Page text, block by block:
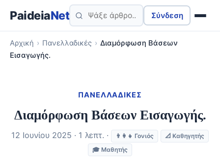
PaideiaNet Σύνδεση
Αρχική › Πανελλαδικές › Διαμόρφωση Βάσεων
Εισαγωγής.
ΠΑΝΕΛΛΑΔΙΚΈΣ
Διαμόρφωση Βάσεων Εισαγωγής.
12 Ιουνίου 2025 · 1 λεπτ. · 👨‍👩‍👧 Γονιός
📐 Καθηγητής
🎓 Μαθητής